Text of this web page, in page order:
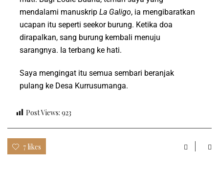
mendalami manuskrip La Galigo, ia mengibaratkan
ucapan itu seperti seekor burung. Ketika doa
dirapalkan, sang burung kembali menuju
sarangnya. Ia terbang ke hati.
Saya mengingat itu semua sembari beranjak
pulang ke Desa Kurrusumanga.
Post Views: 923
7 likes